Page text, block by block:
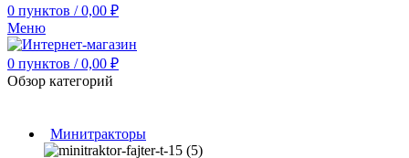
0 пунктов / 0,00 ₽
Меню
0 пунктов / 0,00 ₽
Обзор категорий
Минитракторы